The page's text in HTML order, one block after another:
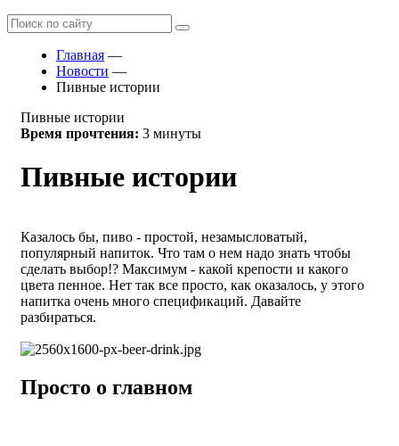
Главная —
Новости —
Пивные истории
Пивные истории
Время прочтения: 3 минуты
Пивные истории
Казалось бы, пиво - простой, незамысловатый,
популярный напиток. Что там о нем надо знать чтобы
сделать выбор!? Максимум - какой крепости и какого
цвета пенное. Нет так все просто, как оказалось, у этого
напитка очень много спецификаций. Давайте
разбираться.
Просто о главном